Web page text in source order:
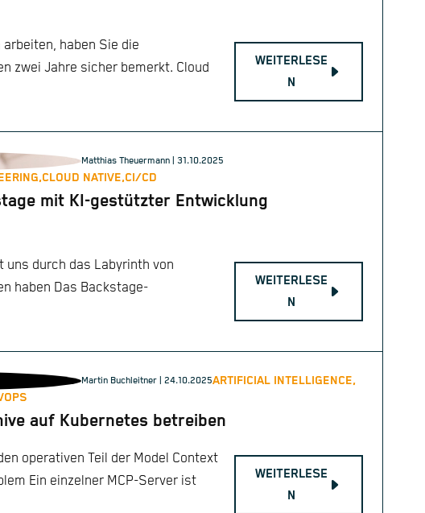
haben Sie die
zwei Jahre sicher bemerkt. Cloud
WEITERLESE
N
Matthias Theuermann | 31.10.2025
CLOUD NATIVE,CI/CD
mit KI-gestützter Entwicklung
uns durch das Labyrinth von
haben Das Backstage-
WEITERLESE
N
Martin Buchleitner | 24.10.2025ARTIFICIAL INTELLIGENCE,
auf Kubernetes betreiben
operativen Teil der Model Context
Ein einzelner MCP-Server ist
WEITERLESE
N